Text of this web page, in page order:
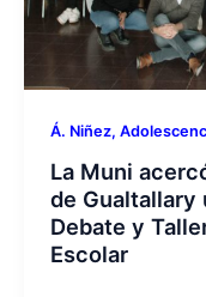
Á. Niñez,
La Muni
de Gualtallary
Debate y
Escolar